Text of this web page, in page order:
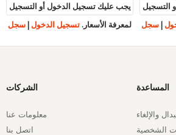
يجب عليك تسجيل الدخول أو التسجيل
لمعرفة الأسعار. تسجيل الدخول | سجل
التسجيل
| سجل
الشركات
معلومات عنا
اتصل بنا
المساعدة
والإلغاء
الشخصية